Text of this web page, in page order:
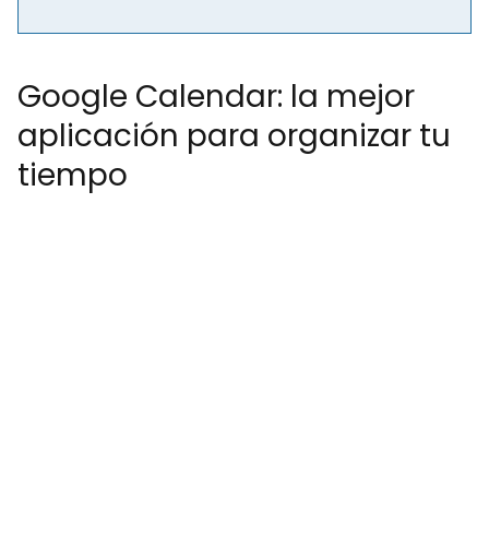
Google Calendar: la mejor
aplicación para organizar tu
tiempo